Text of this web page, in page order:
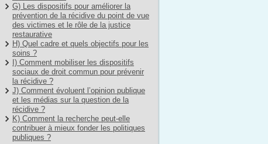
G) Les dispositifs pour améliorer la
prévention de la récidive du point de vue
des victimes et le rôle de la justice
restaurative
H) Quel cadre et quels objectifs pour les
soins ?
I) Comment mobiliser les dispositifs
sociaux de droit commun pour prévenir
la récidive ?
J) Comment évoluent l’opinion publique
et les médias sur la question de la
récidive ?
K) Comment la recherche peut-elle
contribuer à mieux fonder les politiques
publiques ?